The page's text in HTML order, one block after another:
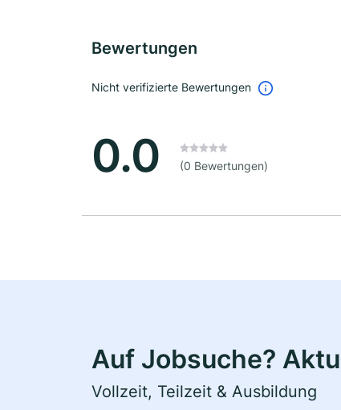
Bewertungen
Nicht verifizierte Bewertungen
0.0 (0 Bewertungen)
Auf Jobsuche?
Vollzeit, Teilzeit & Ausbildung